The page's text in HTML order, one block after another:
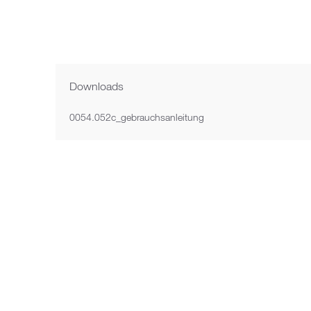
Downloads
0054.052c_gebrauchsanleitung